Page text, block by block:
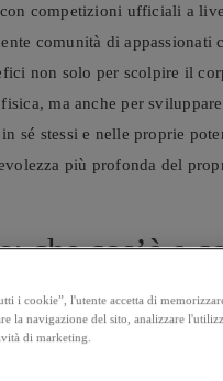
competizioni ufficiali a
comunità di appassionati
non solo per scolpire il
ma anche per
sé stessi e nelle proprie
più profonda del
che cos’è e
disciplina complessa,
i cookie”, l'utente accetta di
la navigazione del sito, analizzare
di marketing.